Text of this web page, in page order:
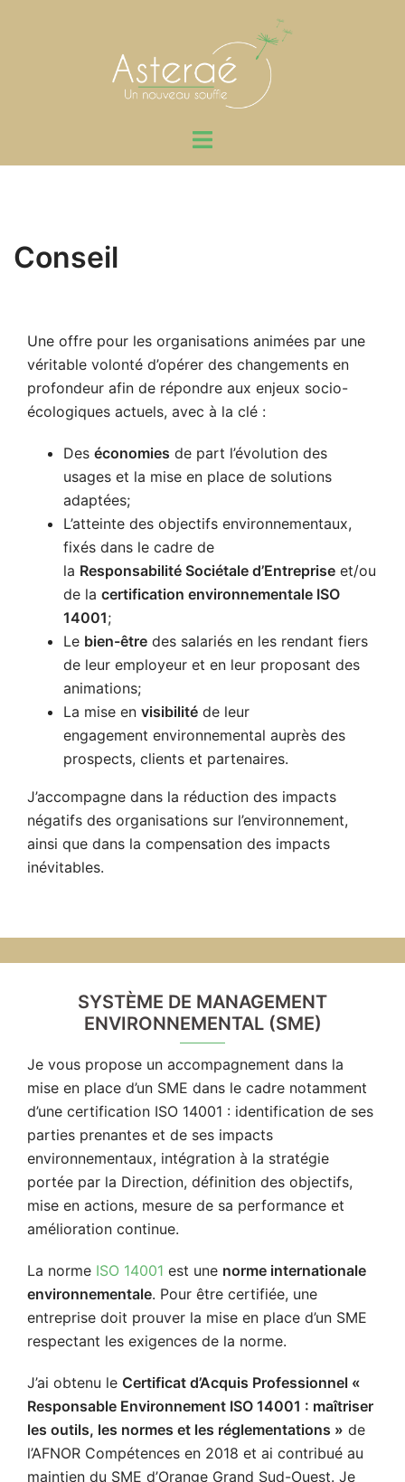
Ouvrir/fermer
Conseil
Une offre pour les organisations animées par une
véritable volonté d’opérer des changements en
profondeur afin de répondre aux enjeux socio-
écologiques actuels, avec à la clé :
Des économies de part l’évolution des
usages et la mise en place de solutions
adaptées;
L’atteinte des objectifs environnementaux,
fixés dans le cadre de
la Responsabilité Sociétale d’Entreprise et/ou
de la certification environnementale ISO
14001;
Le bien-être des salariés en les rendant fiers
de leur employeur et en leur proposant des
animations;
La mise en visibilité de leur
engagement environnemental auprès des
prospects, clients et partenaires.
J’accompagne dans la réduction des impacts
négatifs des organisations sur l’environnement,
ainsi que dans la compensation des impacts
inévitables.
SYSTÈME DE MANAGEMENT
ENVIRONNEMENTAL (SME)
Je vous propose un accompagnement dans la
mise en place d’un SME dans le cadre notamment
d’une certification ISO 14001 : identification de ses
parties prenantes et de ses impacts
environnementaux, intégration à la stratégie
portée par la Direction, définition des objectifs,
mise en actions, mesure de sa performance et
amélioration continue.
La norme ISO 14001 est une norme internationale
environnementale. Pour être certifiée, une
entreprise doit prouver la mise en place d’un SME
respectant les exigences de la norme.
J’ai obtenu le Certificat d’Acquis Professionnel «
Responsable Environnement ISO 14001 : maîtriser
les outils, les normes et les réglementations » de
l’AFNOR Compétences en 2018 et ai contribué au
maintien du SME d’Orange Grand Sud-Ouest. Je